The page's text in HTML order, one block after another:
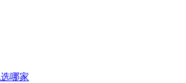
哪家